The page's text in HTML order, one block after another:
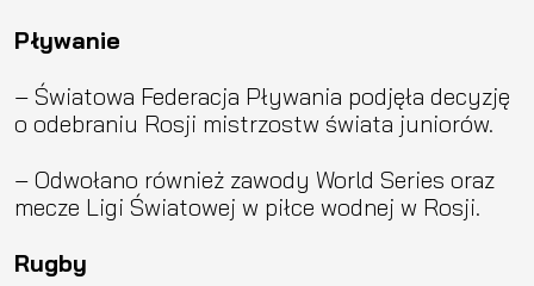
Pływanie
– Światowa Federacja Pływania podjęła decyzję
o odebraniu Rosji mistrzostw świata juniorów.
– Odwołano również zawody World Series oraz
mecze Ligi Światowej w piłce wodnej w Rosji.
Rugby